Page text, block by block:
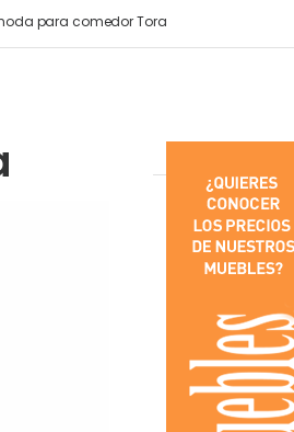
para comedor Tora